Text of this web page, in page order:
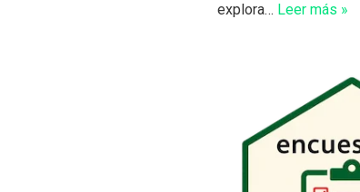
explora… Leer más »